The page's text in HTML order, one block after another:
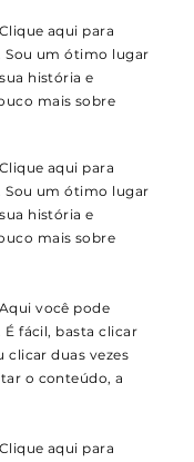
aqui para
Sou um ótimo lugar
história e
mais sobre
aqui para
Sou um ótimo lugar
história e
mais sobre
você pode
fácil, basta clicar
clicar duas vezes
o conteúdo, a
aqui para